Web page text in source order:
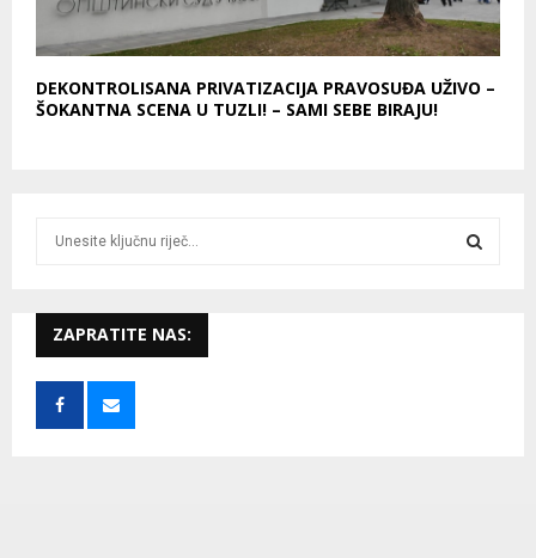
DEKONTROLISANA PRIVATIZACIJA PRAVOSUĐA UŽIVO –
ŠOKANTNA SCENA U TUZLI! – SAMI SEBE BIRAJU!
h
f
r
ZAPRATITE NAS: